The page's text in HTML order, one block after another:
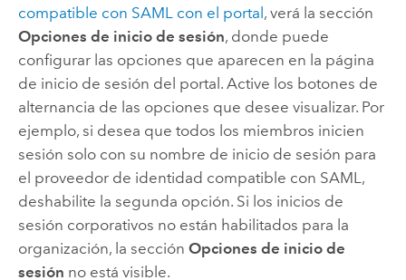
compatible con SAML con el portal, verá la sección
Opciones de inicio de sesión, donde puede
configurar las opciones que aparecen en la página
de inicio de sesión del portal. Active los botones de
alternancia de las opciones que desee visualizar. Por
ejemplo, si desea que todos los miembros inicien
sesión solo con su nombre de inicio de sesión para
el proveedor de identidad compatible con SAML,
deshabilite la segunda opción. Si los inicios de
sesión corporativos no están habilitados para la
organización, la sección Opciones de inicio de
sesión no está visible.